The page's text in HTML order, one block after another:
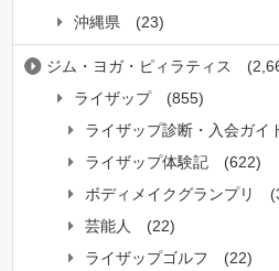
沖縄県
(23)
ジム・ヨガ・ピィラティス
ライザップ
(855)
ライザップ診断・入会ガイ
ライザップ体験記
(622)
ボディメイクグランプリ
芸能人
(22)
ライザップゴルフ
(22)